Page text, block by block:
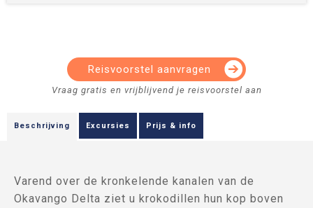
Reisvoorstel aanvragen
Beschrijving Excursies Prijs & info
Varend over de kronkelende kanalen van de
Okavango Delta ziet u krokodillen hun kop boven